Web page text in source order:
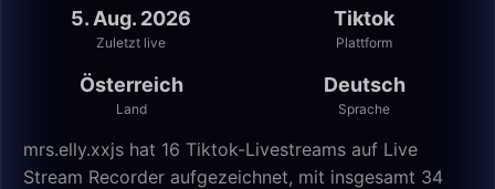
5. Aug. 2026
Zuletzt live
Tiktok
Plattform
Österreich
Land
Deutsch
Sprache
mrs.elly.xxjs hat 16 Tiktok-Livestreams auf Live
Stream Recorder aufgezeichnet, mit insgesamt 34